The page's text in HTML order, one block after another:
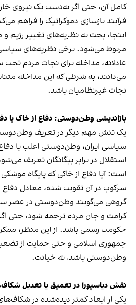
کامل آن، حتی اگر به‌دست یک نیروی
فرآیند بازسازی دموکراتیک را فراهم
اینجا، بحث به نظریه‌های تغییر رژیم
مربوط می‌شود. برخی نظریه‌های
عادلانه، مداخله برای نجات مردم
می‌دانند، به شرطی که این مداخله
نجات غیرنظامیان باشد.
بازاندیشی وطن‌دوستی: دفاع از خاک یا
یک تنش مهم دیگر در تعریف
سیاسی ایران، وطن‌دوستی اغلب با
استقلال در برابر بیگانگان تعریف
است: آیا دفاع از خاکی که پایگاه
سرکوب در آن تقویت شده، معادل دفاع
گروهی می‌گویند وطن‌دوستی در عصر
کرامت و جان مردم ترجمه شود، حتی
حکومت رسمی باشد. از این منظر،
جمهوری اسلامی و حتی حمایت از
وطن‌دوستی باشد، نه خیانت.
نقش دیاسپورا در تعمیق یا تعدیل
یکی از ابعاد کمتر دیده‌شده در